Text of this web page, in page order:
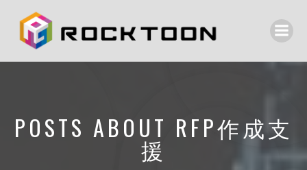
POSTS ABOUT RFP作成支
援